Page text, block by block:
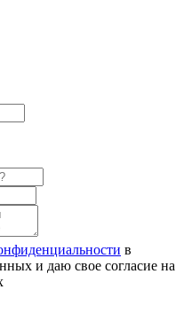
в
и даю свое согласие на